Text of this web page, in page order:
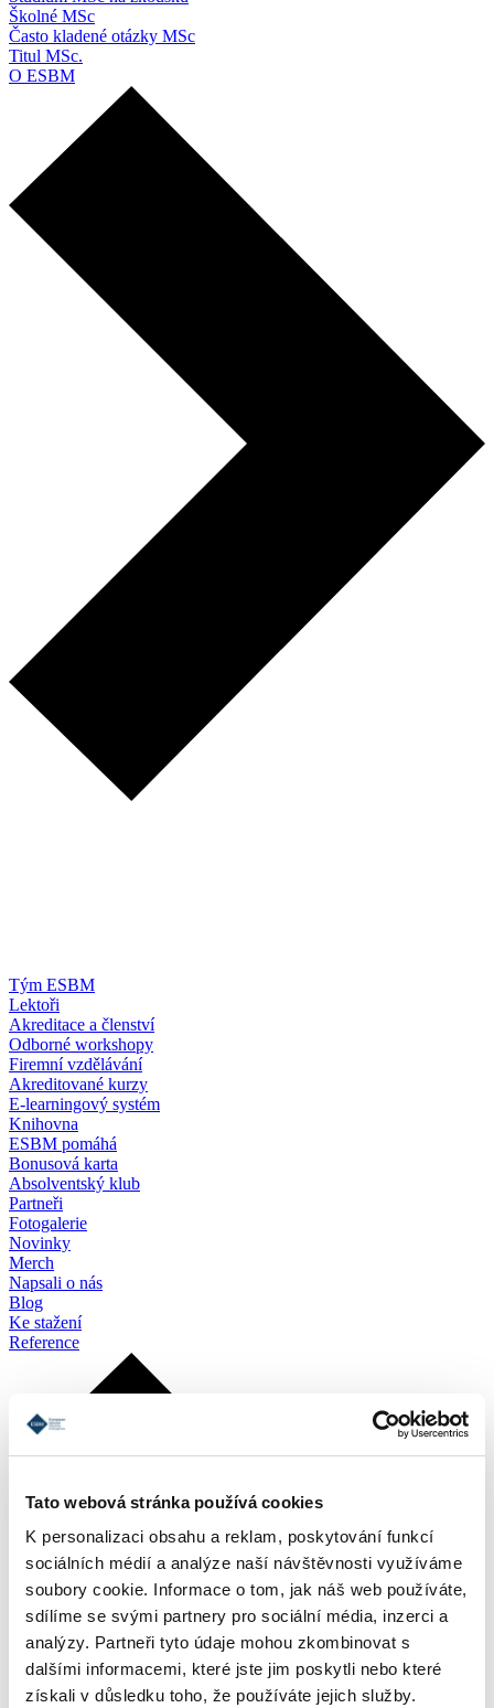
Tato webová stránka používá cookies
K personalizaci obsahu a reklam, poskytování funkcí
sociálních médií a analýze naší návštěvnosti využíváme
soubory cookie. Informace o tom, jak náš web používáte,
sdílíme se svými partnery pro sociální média, inzerci a
analýzy. Partneři tyto údaje mohou zkombinovat s
dalšími informacemi, které jste jim poskytli nebo které
získali v důsledku toho, že používáte jejich služby.
Školné MSc
Často kladené otázky MSc
Titul MSc.
O ESBM
Tým ESBM
Lektoři
Akreditace a členství
Odborné workshopy
Firemní vzdělávání
Akreditované kurzy
E-learningový systém
Knihovna
ESBM pomáhá
Bonusová karta
Absolventský klub
Partneři
Fotogalerie
Novinky
Merch
Napsali o nás
Blog
Ke stažení
Reference